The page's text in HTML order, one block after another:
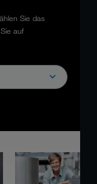
Sie das
auf
到的？